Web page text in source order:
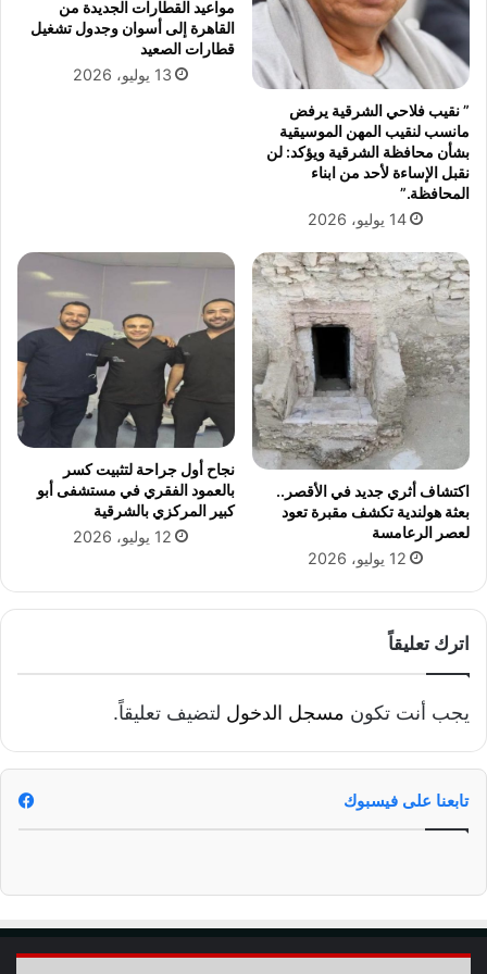
5
د
ر
س
ة
ب
م
ز
و
م
د
ي
ن
ة
و
ح
م
ا
ت
ل
9
م
ي
و
5
0
أ
م
ن
ف
ي
د
و
ل
ة
ب
ن
س
ة
1
3
%
” نقيب فلاحي الشرقية يرفض
مانسب لنقيب المهن الموسيقية
بشأن محافظة الشرقية ويؤكد: لن
نقبل الإساءة لأحد من ابناء
المحافظة.”
14 يوليو، 2026
مواعيد القطارات الجديدة من
القاهرة إلى أسوان وجدول تشغيل
قطارات الصعيد
13 يوليو، 2026
اكتشاف أثري جديد في الأقصر..
بعثة هولندية تكشف مقبرة تعود
لعصر الرعامسة
12 يوليو، 2026
نجاح أول جراحة لتثبيت كسر
بالعمود الفقري في مستشفى أبو
كبير المركزي بالشرقية
12 يوليو، 2026
اترك تعليقاً
يجب أنت تكون مسجل الدخول لتضيف تعليقاً.
تابعنا على فيسبوك